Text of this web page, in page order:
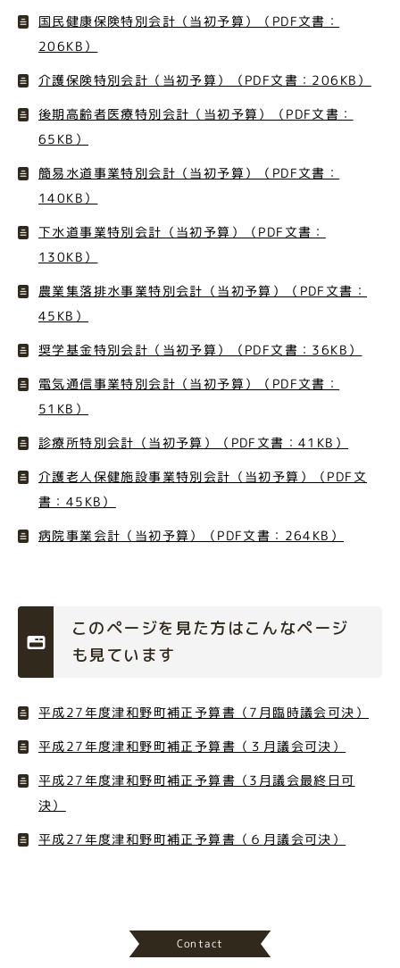
国民健康保険特別会計（当初予算）（PDF文書：
206KB）
介護保険特別会計（当初予算）（PDF文書：206KB）
後期高齢者医療特別会計（当初予算）（PDF文書：
65KB）
簡易水道事業特別会計（当初予算）（PDF文書：
140KB）
下水道事業特別会計（当初予算）（PDF文書：
130KB）
農業集落排水事業特別会計（当初予算）（PDF文書：
45KB）
奨学基金特別会計（当初予算）（PDF文書：36KB）
電気通信事業特別会計（当初予算）（PDF文書：
51KB）
診療所特別会計（当初予算）（PDF文書：41KB）
介護老人保健施設事業特別会計（当初予算）（PDF文
書：45KB）
病院事業会計（当初予算）（PDF文書：264KB）
このページを見た方はこんなページ
も見ています
平成27年度津和野町補正予算書（7月臨時議会可決）
平成27年度津和野町補正予算書（３月議会可決）
平成27年度津和野町補正予算書（3月議会最終日可
決）
平成27年度津和野町補正予算書（６月議会可決）
Contact